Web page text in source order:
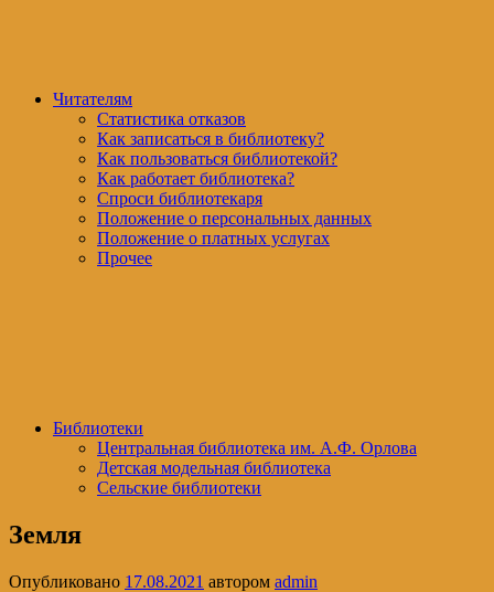
Читателям
Статистика отказов
Как записаться в библиотеку?
Как пользоваться библиотекой?
Как работает библиотека?
Спроси библиотекаря
Положение о персональных данных
Положение о платных услугах
Прочее
Библиотеки
Центральная библиотека им. А.Ф. Орлова
Детская модельная библиотека
Сельские библиотеки
Земля
Опубликовано 17.08.2021 автором admin